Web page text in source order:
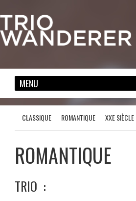
CLASSIQUE ROMANTIQUE XXE SIÈCLE
ROMANTIQUE
TRIO :